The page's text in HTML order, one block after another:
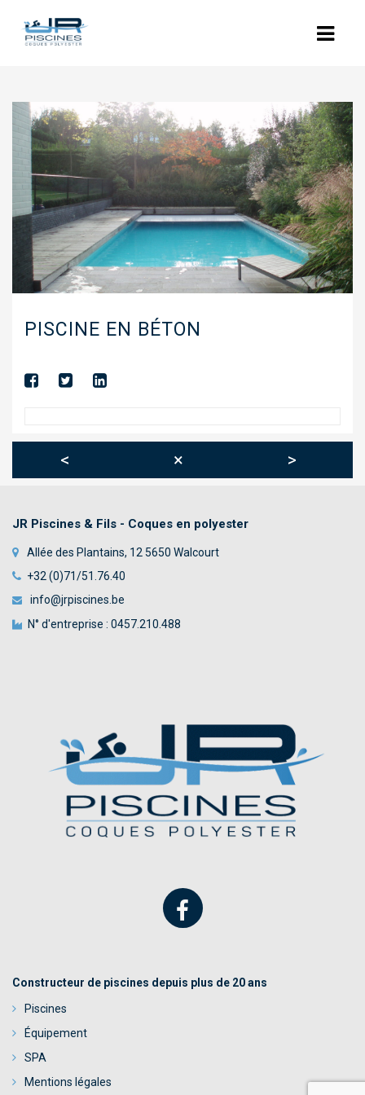
ACCUEIL
L’ENTREPRISE
NOS PISCINES
POLYESTER
COQUES POLYESTER : LES MODÈLES
PISCINES BÉTON
EQUIPEMENTS
TOILES TENDUES
TRAITEMENT AUTOMATIQUE DE L’EAU
WELLNESS & SPA
NOUS CONTACTER
PISCINE EN BÉTON
< × >
JR Piscines & Fils - Coques en polyester
Allée des Plantains, 12 5650 Walcourt
+32 (0)71/51.76.40
info@jrpiscines.be
N° d'entreprise : 0457.210.488
Constructeur de piscines depuis plus de 20 ans
Piscines
Équipement
SPA
Mentions légales